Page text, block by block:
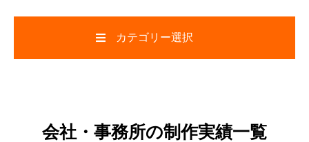
カテゴリー選択
会社・事務所の制作実績一覧